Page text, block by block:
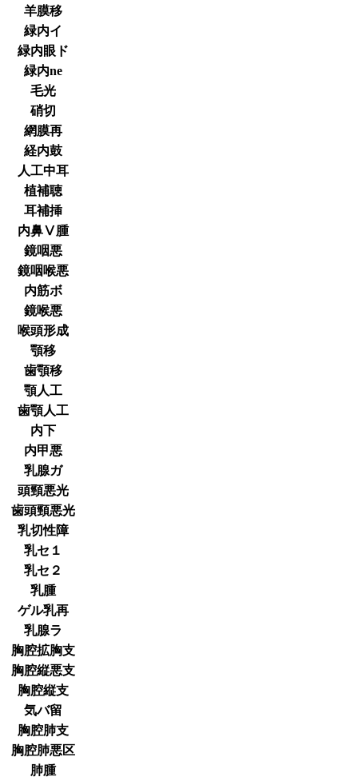
羊膜移
緑内イ
緑内眼ド
緑内ne
毛光
硝切
網膜再
経内鼓
人工中耳
植補聴
耳補挿
内鼻Ⅴ腫
鏡咽悪
鏡咽喉悪
内筋ボ
鏡喉悪
喉頭形成
顎移
歯顎移
顎人工
歯顎人工
内下
内甲悪
乳腺ガ
頭頸悪光
歯頭頸悪光
乳切性障
乳セ１
乳セ２
乳腫
ゲル乳再
乳腺ラ
胸腔拡胸支
胸腔縦悪支
胸腔縦支
気バ留
胸腔肺支
胸腔肺悪区
肺腫